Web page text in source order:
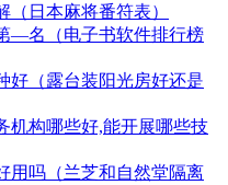
（日本麻将番符表）
—名（电子书软件排行榜
好（露台装阳光房好还是
机构哪些好,能开展哪些技
用吗（兰芝和自然堂隔离